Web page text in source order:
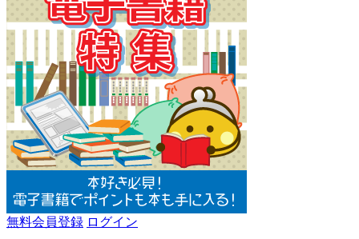
無料会員登録 ログイン